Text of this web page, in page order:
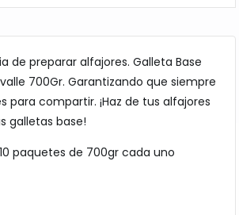
de preparar alfajores. Galleta Base
700Gr. Garantizando que siempre
para compartir. ¡Haz de tus alfajores
galletas base!
paquetes de 700gr cada uno